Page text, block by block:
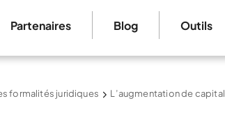
Partenaires Blog Outils
formalités juridiques L’augmentation de capital